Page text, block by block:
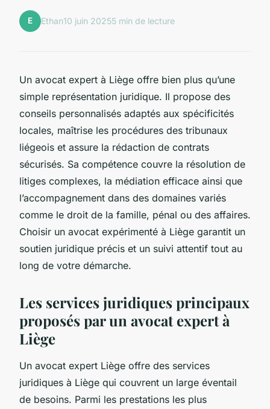
E Ethan10 juin 20255 min de lecture
Un avocat expert à Liège offre bien plus qu’une
simple représentation juridique. Il propose des
conseils personnalisés adaptés aux spécificités
locales, maîtrise les procédures des tribunaux
liégeois et assure la rédaction de contrats
sécurisés. Sa compétence couvre la résolution de
litiges complexes, la médiation efficace ainsi que
l’accompagnement dans des domaines variés
comme le droit de la famille, pénal ou des affaires.
Choisir un avocat expérimenté à Liège garantit un
soutien juridique précis et un suivi attentif tout au
long de votre démarche.
Les services juridiques principaux
proposés par un avocat expert à
Liège
Un avocat expert Liège offre des services
juridiques à Liège qui couvrent un large éventail
de besoins. Parmi les prestations les plus